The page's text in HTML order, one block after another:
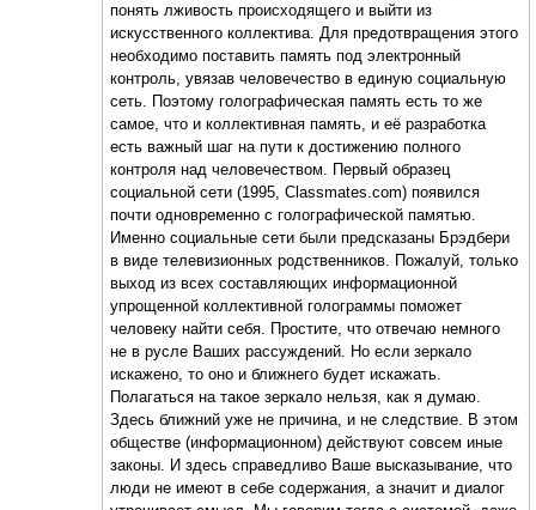
понять лживость происходящего и выйти из
искусственного коллектива. Для предотвращения этого
необходимо поставить память под электронный
контроль, увязав человечество в единую социальную
сеть. Поэтому голографическая память есть то же
самое, что и коллективная память, и её разработка
есть важный шаг на пути к достижению полного
контроля над человечеством. Первый образец
социальной сети (1995, Classmates.com) появился
почти одновременно с голографической памятью.
Именно социальные сети были предсказаны Брэдбери
в виде телевизионных родственников. Пожалуй, только
выход из всех составляющих информационной
упрощенной коллективной голограммы поможет
человеку найти себя. Простите, что отвечаю немного
не в русле Ваших рассуждений. Но если зеркало
искажено, то оно и ближнего будет искажать.
Полагаться на такое зеркало нельзя, как я думаю.
Здесь ближний уже не причина, и не следствие. В этом
обществе (информационном) действуют совсем иные
законы. И здесь справедливо Ваше высказывание, что
люди не имеют в себе содержания, а значит и диалог